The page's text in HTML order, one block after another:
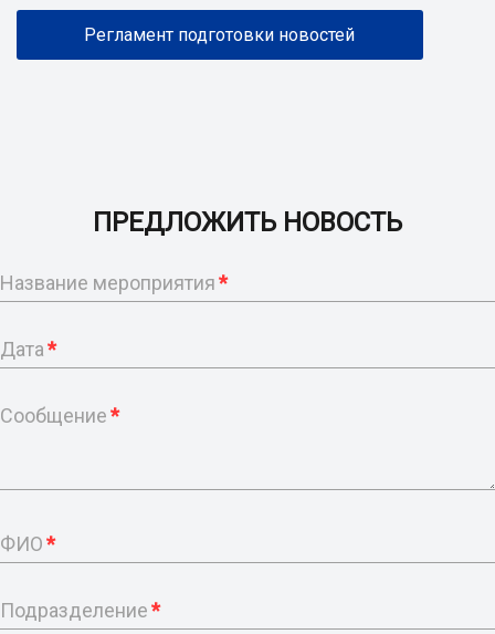
Регламент подготовки новостей
ПРЕДЛОЖИТЬ НОВОСТЬ
Название мероприятия*
Дата*
Сообщение*
ФИО*
Подразделение*